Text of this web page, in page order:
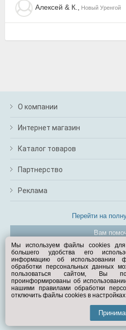
Алексей & К., Новый Уренгой
О компании
Интернет магазин
Каталог товаров
Партнерство
Реклама
Перейти на
Вам
© Exist.ru
Мы используем файлы cookies
большего удобства его
информацию об использовании
обработки персональных данных
пользоваться сайтом, Вы
проинформированы об
нашими правилами обработки
отключить файлы cookies в